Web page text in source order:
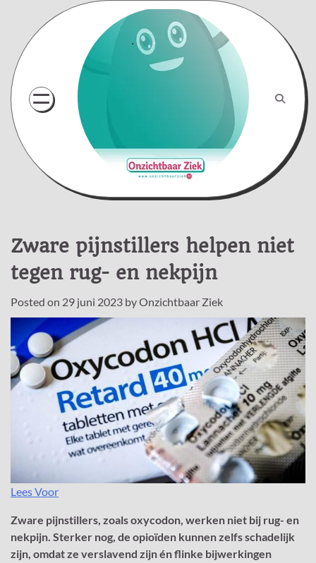
content
Zware pijnstillers helpen niet
tegen rug- en nekpijn
Posted on 29 juni 2023 byOnzichtbaar Ziek
Lees Voor
Zware pijnstillers, zoals oxycodon, werken niet bij rug- en
nekpijn. Sterker nog, de opioïden kunnen zelfs schadelijk
zijn, omdat ze verslavend zijn én flinke bijwerkingen